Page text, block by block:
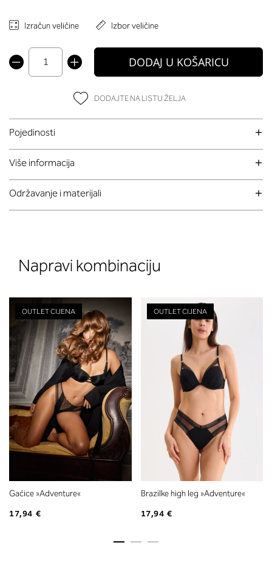
Izračun veličine Izbor veličine
DODAJ U KOŠARICU
DODAJTE NA LISTU ŽELJA
Pojedinosti
Više informacija
Održavanje i materijali
Napravi kombinaciju
OUTLET CIJENA
Gaćice »Adventure«
17,94 €
OUTLET CIJENA
Brazilke high leg »Adventure«
17,94 €